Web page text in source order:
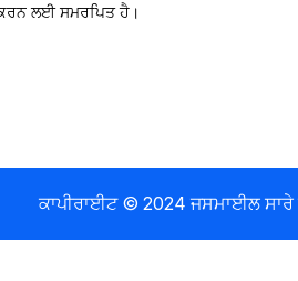
ਲਈ ਸਮਰਪਿਤ ਹੈ।
ਕਾਪੀਰਾਈਟ © 2024 ਜਸਮਾਈਲ ਸਾਰੇ